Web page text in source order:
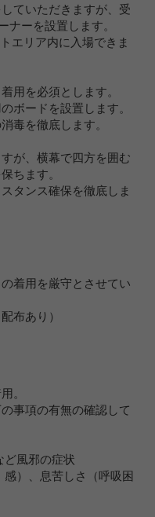
ていただきますが、受
ナーを設置します。
エリア内に入場できま
用を必須とします。
ボードを設置します。
毒を徹底します。
が、横幕で四方を囲む
ちます。
タンス確保を徹底しま
着用を厳守とさせてい
布あり）
。
事項の有無の確認して
ど風邪の症状
）、息苦しさ（呼吸困